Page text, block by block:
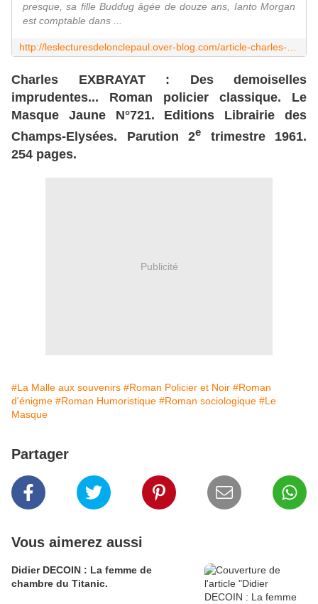
presque, sa fille Buddug âgée de douze ans, Ianto Morgan
est comptable dans ...
Charles EXBRAYAT : Des demoiselles
imprudentes... Roman policier classique. Le
Masque Jaune N°721. Editions Librairie des
Champs-Elysées. Parution 2e trimestre 1961.
254 pages.
Publicité
#La Malle aux souvenirs #Roman Policier et Noir #Roman
d'énigme #Roman Humoristique #Roman sociologique #Le
Masque
Partager
Vous aimerez aussi
Didier DECOIN : La femme de
chambre du Titanic.